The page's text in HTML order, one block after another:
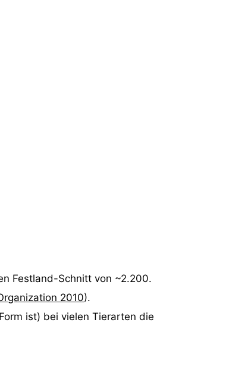
Festland-Schnitt von ~2.200.
2010).
ist) bei vielen Tierarten die